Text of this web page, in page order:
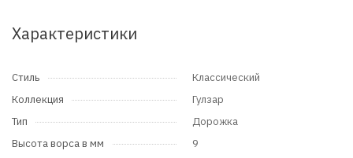
Характеристики
Стиль
Классический
Коллекция
Гулзар
Тип
Дорожка
Высота ворса в мм
9